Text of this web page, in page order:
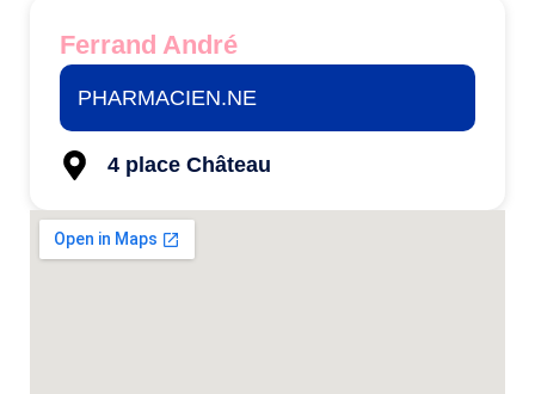
Ferrand André
PHARMACIEN.NE
4 place Château